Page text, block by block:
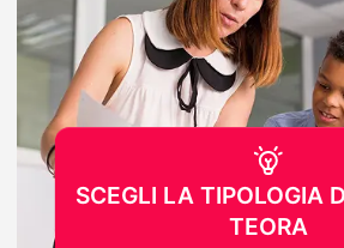
SCEGLI LA TIPOLOGIA
TEORA